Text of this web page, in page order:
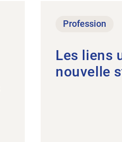
Profession
Les liens
nouvelle